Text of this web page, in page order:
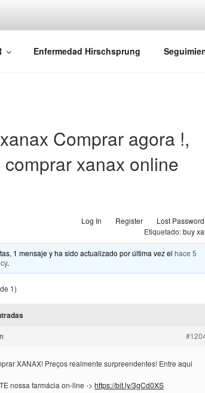
Ano-Rectales
Enfermedad Hirschsprung
Comprar agora !,
xanax online
Log In Register
Lost Password
Etiquetado:buy
1 mensaje y ha sido actualizado por última vez elhace 5
.
1)
XANAX! Preços realmente surpreendentes! Entre aqui
nossa farmácia on-line -> https://bit.ly/3gCd0XS